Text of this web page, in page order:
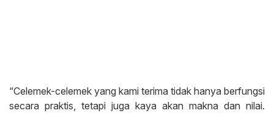
“Celemek-celemek yang kami terima tidak hanya berfungsi
secara praktis, tetapi juga kaya akan makna dan nilai.